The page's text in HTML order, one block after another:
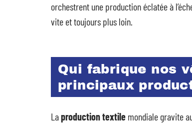
orchestrent une production éclatée à
vite et toujours plus loin.
Qui fabrique nos
principaux
Laproduction textile mondiale gravite